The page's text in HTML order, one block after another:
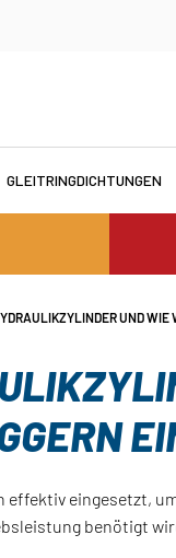
GLEITRINGDICHTUNGEN
UND WIE
eingesetzt,
benötigt